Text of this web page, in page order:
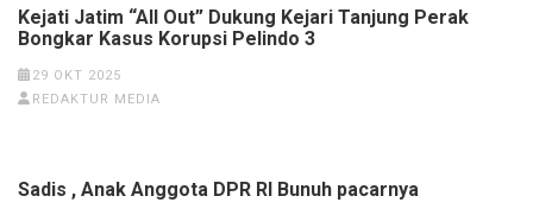
Kejati Jatim “All Out” Dukung Kejari Tanjung Perak
Bongkar Kasus Korupsi Pelindo 3
29 OKT 2025
REDAKTUR MEDIA
Sadis , Anak Anggota DPR RI Bunuh pacarnya